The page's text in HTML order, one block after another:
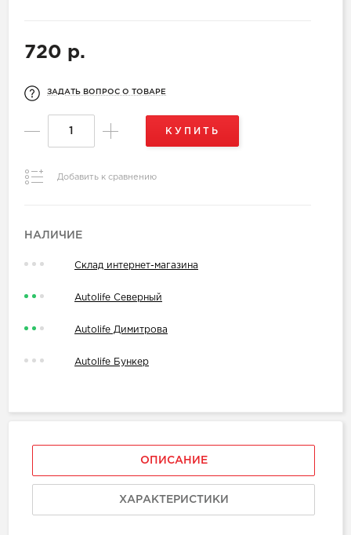
720 р.
ЗАДАТЬ ВОПРОС О ТОВАРЕ
КУПИТЬ
Добавить к сравнению
НАЛИЧИЕ
Склад интернет-магазина
Autolife Северный
Autolife Димитрова
Autolife Бункер
ОПИСАНИЕ
ХАРАКТЕРИСТИКИ